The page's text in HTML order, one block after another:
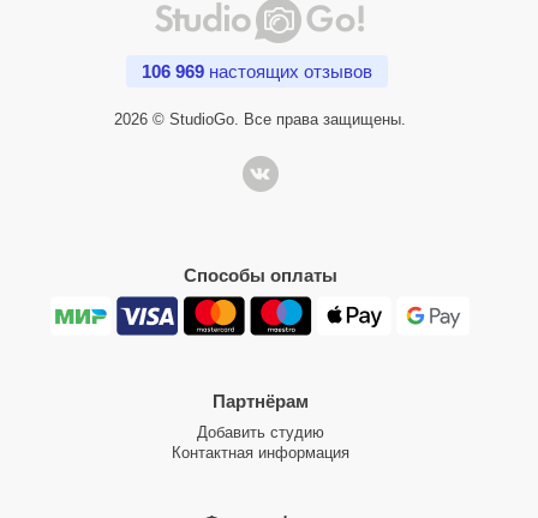
106 969 настоящих отзывов
2026 © StudioGo. Все права защищены.
Способы оплаты
Партнёрам
Добавить студию
Контактная информация